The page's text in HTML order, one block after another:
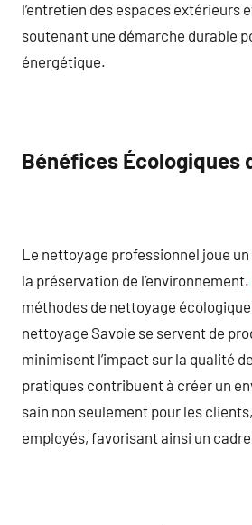
l’entretien des espaces extérieurs
soutenant une démarche durable
énergétique.
Bénéfices Écologiques
Le nettoyage professionnel joue
la préservation de l’environnement.
méthodes de nettoyage
nettoyage Savoie se servent de
minimisent l’impact sur la qualité de
pratiques contribuent à créer un
sain non seulement pour les
employés, favorisant ainsi un